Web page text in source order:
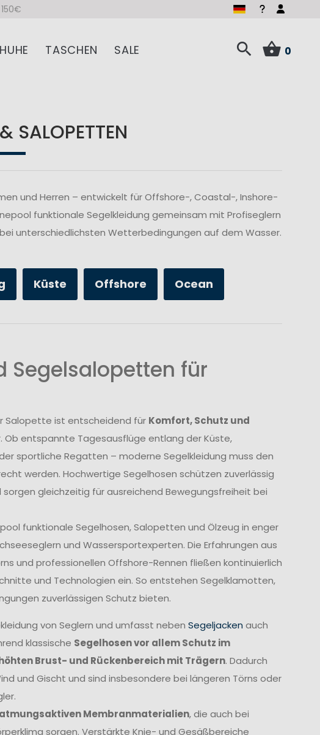
TASCHEN SALE 0
SALOPETTEN
und Herren – entwickelt für Offshore-, Coastal-, Inshore-
funktionale Segelkleidung gemeinsam mit Profiseglern
unterschiedlichsten Wetterbedingungen auf dem Wasser.
Küste Offshore Ocean
Segelsalopetten für
Salopette ist entscheidend für Komfort, Schutz und
Ob entspannte Tagesausflüge entlang der Küste,
sportliche Regatten – moderne Segelkleidung muss den
werden. Hochwertige Segelhosen schützen zuverlässig
sorgen gleichzeitig für ausreichend Bewegungsfreiheit bei
funktionale Segelhosen, Salopetten und Ölzeug in enger
und Wassersportexperten. Die Erfahrungen aus
und professionellen Offshore-Rennen fließen kontinuierlich
und Technologien ein. So entstehen Segelklamotten,
zuverlässigen Schutz bieten.
von Seglern und umfasst neben Segeljacken auch
klassische Segelhosen vor allem Schutz im
Brust- und Rückenbereich mit Trägern. Dadurch
und Gischt und sind insbesondere bei längeren Törns oder
Membranmaterialien, die auch bei
sorgen. Verstärkte Knie- und Gesäßbereiche